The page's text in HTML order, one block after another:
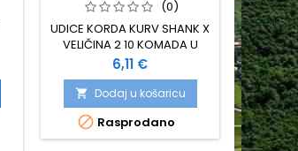
(0)
UDICE KORDA KURV SHANK X
VELIČINA 2 10 KOMADA U
PAKOVANJU
Cijena
6,11 €
 Dodaj u košaricu
 Rasprodano
CC

